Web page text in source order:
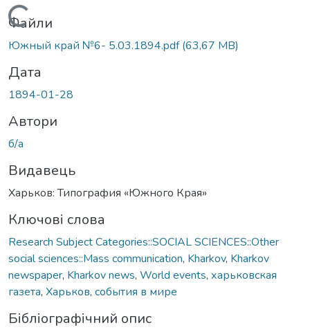
Вантажиться...
Файли
Южный край №6- 5.03.1894.pdf(63,67 MB)
Дата
1894-01-28
Автори
б/а
Видавець
Харьков: Типография «Южного Края»
Ключові слова
Research Subject Categories::SOCIAL SCIENCES::Other
social sciences::Mass communication, Kharkov, Kharkov
newspaper, Kharkov news, World events, харьковская
газета, Харьков, события в мире
Бібліографічний опис